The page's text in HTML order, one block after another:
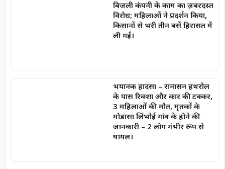
बिजली कंपनी के काम का ज़बरदस्त
विरोध; महिलाओं ने प्रदर्शन किया,
किसानों से भरी तीन बसें हिरासत में
ली गईं।
भयानक हादसा – रानासन हथरोल
के पास रिक्शा और कार की टक्कर,
3 महिलाओं की मौत, मृतकों के
मोडासा लिंभोई गांव के होने की
जानकारी – 2 लोग गंभीर रूप से
घायल।